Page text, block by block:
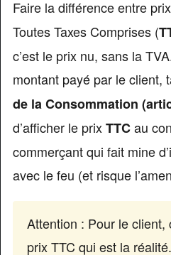
Faire la différence entre
Toutes Taxes Comprises (
c’est le prix nu, sans la
montant payé par le client,
de la Consommation
d’afficher le prixTTCau
commerçant qui fait mine
avec le feu (et risque
Attention : Pour le client,
prix TTC qui est la